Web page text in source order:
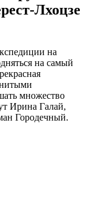
Лхоцзе
на
на самый
множество
Ирина Галай,
Городечный.